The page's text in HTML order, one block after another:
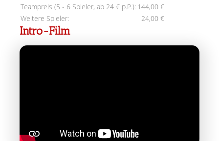
Teampreis (5 - 6 Spieler, ab 24 € p.P.): 144,00 €
Weitere Spieler:
24,00 €
Intro-Film